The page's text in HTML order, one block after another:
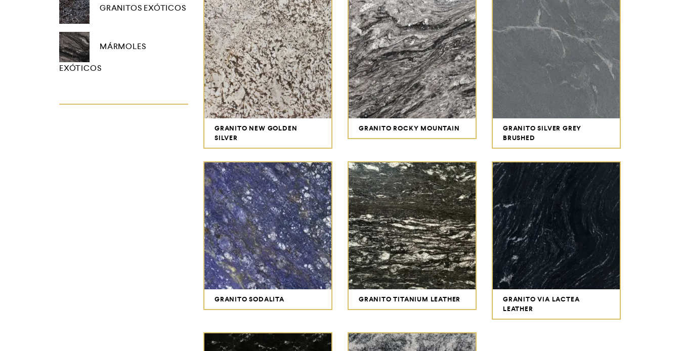
GRANITOS EXÓTICOS
MÁRMOLES
EXÓTICOS
GRANITO NEW GOLDEN
SILVER
GRANITO ROCKY MOUNTAIN
GRANITO SILVER GREY
BRUSHED
GRANITO SODALITA GRANITO TITANIUM LEATHER
GRANITO VIA LACTEA
LEATHER